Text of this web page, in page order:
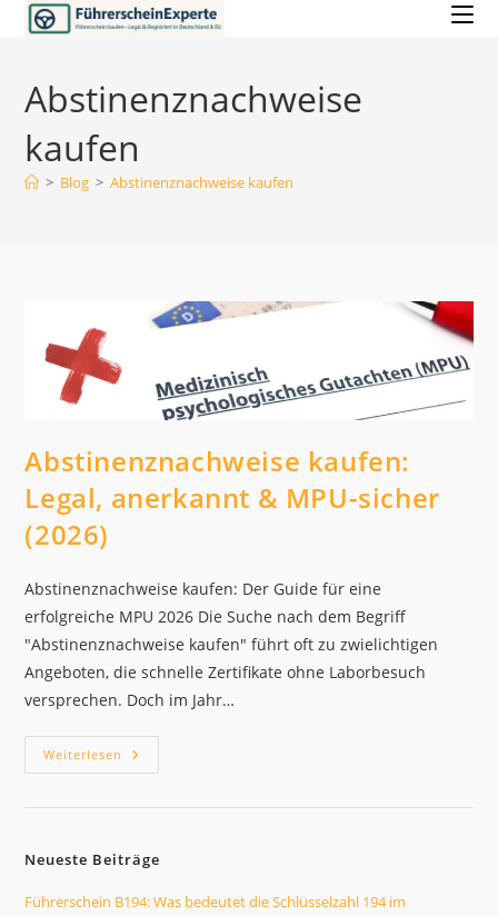
Zum
Inhalt
Abstinenznachweise
kaufen
> Blog > Abstinenznachweise kaufen
Abstinenznachweise kaufen:
Legal, anerkannt & MPU-sicher
(2026)
Abstinenznachweise kaufen: Der Guide für eine
erfolgreiche MPU 2026 Die Suche nach dem Begriff
"Abstinenznachweise kaufen" führt oft zu zwielichtigen
Angeboten, die schnelle Zertifikate ohne Laborbesuch
versprechen. Doch im Jahr…
Weiterlesen Abstinenznachweise
Kaufen:
(2026)
Neueste Beiträge
Führerschein B194: Was bedeutet die Schlüsselzahl 194 im